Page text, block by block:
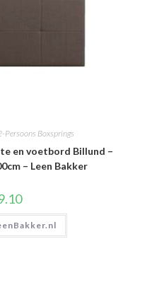
Persoons Boxsprings
en voetbord Billund –
– Leen Bakker